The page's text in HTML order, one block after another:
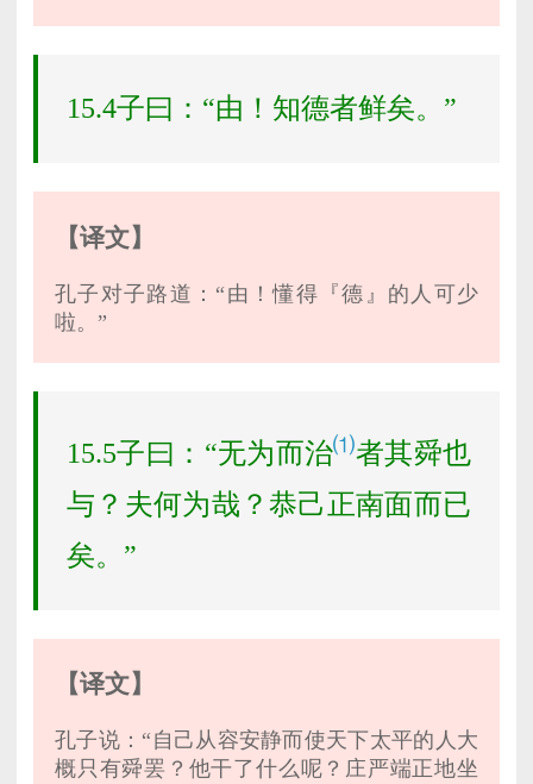
15.4子曰：“由！知德者鲜矣。”
【译文】
孔子对子路道：“由！懂得『德』的人可少
啦。”
15.5子曰：“无为而治⑴者其舜也
与？夫何为哉？恭己正南面而已
矣。”
【译文】
孔子说：“自己从容安静而使天下太平的人大
概只有舜罢？他干了什么呢？庄严端正地坐